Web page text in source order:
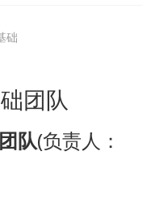
础
团队
队(负责人：